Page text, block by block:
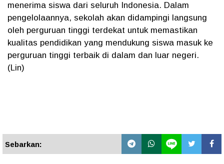
menerima siswa dari seluruh Indonesia. Dalam
pengelolaannya, sekolah akan didampingi langsung
oleh perguruan tinggi terdekat untuk memastikan
kualitas pendidikan yang mendukung siswa masuk ke
perguruan tinggi terbaik di dalam dan luar negeri.
(Lin)
Sebarkan: